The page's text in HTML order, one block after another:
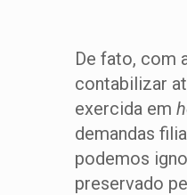
De fato, com
contabilizar
exercida em
demandas
podemos
preservado